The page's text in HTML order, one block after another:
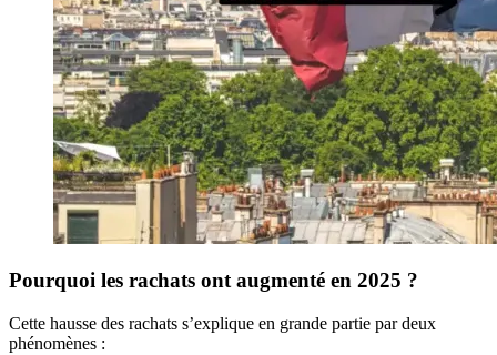
Pourquoi les rachats ont augmenté en 2025 ?
Cette hausse des rachats s’explique en grande partie par deux
phénomènes :